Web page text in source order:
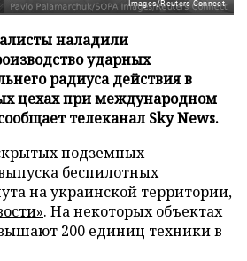
Images/Reuters Connect
наладили
ударных
радиуса действия в
цехах при международном
телеканал Sky News.
подземных
беспилотных
на украинской территории,
. На некоторых объектах
200 единиц техники в